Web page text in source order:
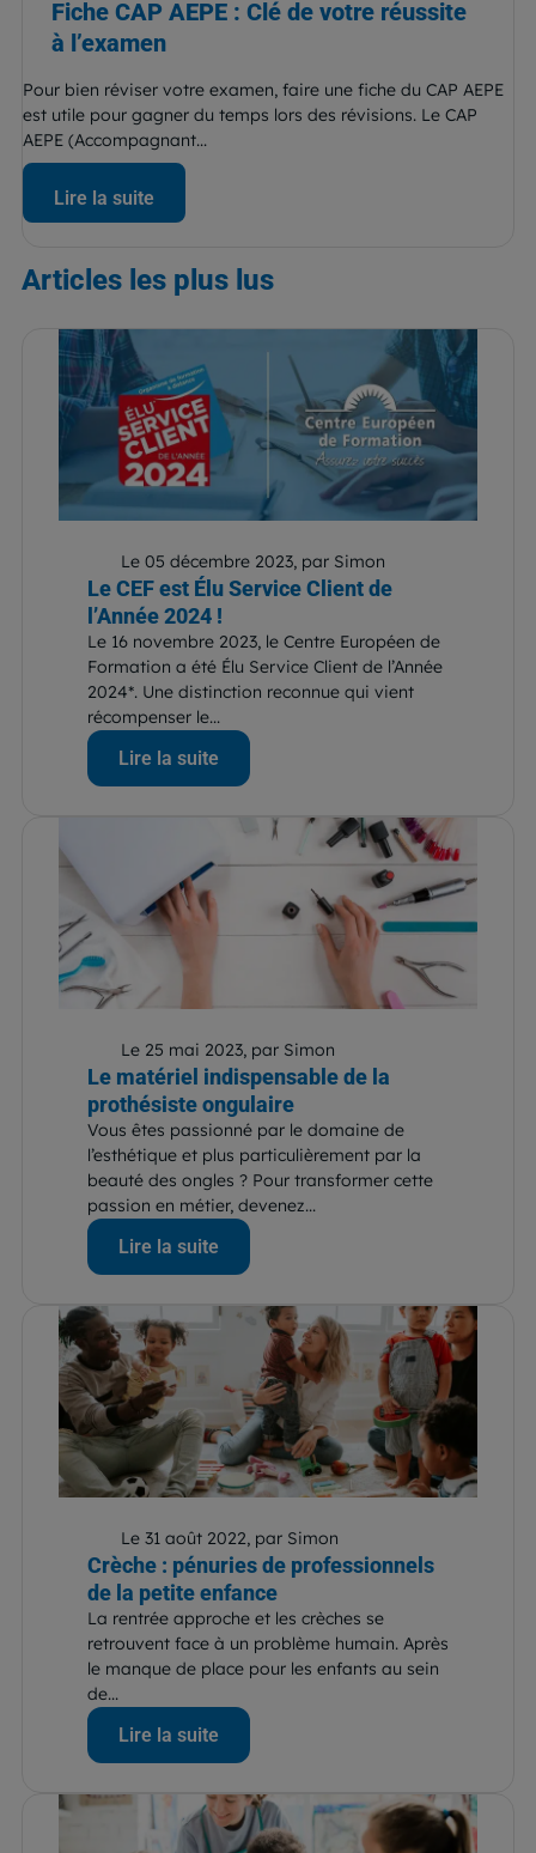
Fiche CAP AEPE : Clé de votre réussite
à l’examen
Pour bien réviser votre examen, faire une fiche du CAP AEPE
est utile pour gagner du temps lors des révisions. Le CAP
AEPE (Accompagnant...
Lire la suite
Articles les plus lus
Le 05 décembre 2023, par Simon
Le CEF est Élu Service Client de
l’Année 2024 !
Le 16 novembre 2023, le Centre Européen de
Formation a été Élu Service Client de l’Année
2024*. Une distinction reconnue qui vient
récompenser le...
Lire la suite
Le 25 mai 2023, par Simon
Le matériel indispensable de la
prothésiste ongulaire
Vous êtes passionné par le domaine de
l’esthétique et plus particulièrement par la
beauté des ongles ? Pour transformer cette
passion en métier, devenez...
Lire la suite
Le 31 août 2022, par Simon
Crèche : pénuries de professionnels
de la petite enfance
La rentrée approche et les crèches se
retrouvent face à un problème humain. Après
le manque de place pour les enfants au sein
de...
Lire la suite